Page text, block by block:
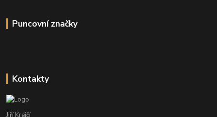
Puncovní značky
Kontakty
Jiří Krejčí